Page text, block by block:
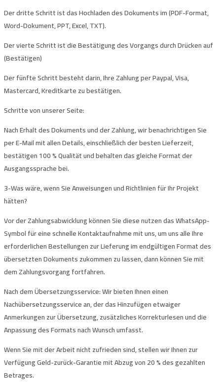
Der dritte Schrittist das Hochladen des Dokuments im (PDF-Format,
Word-Dokument, PPT, Excel, TXT).
Der vierte Schrittist die Bestätigung des Vorgangs durch Drücken auf
(Bestätigen)
Der fünfte Schrittbesteht darin, Ihre Zahlung per Paypal, Visa,
Mastercard, Kreditkarte zu bestätigen.
Schritte von unserer Seite:
Nach Erhalt des Dokuments und der Zahlung, wir benachrichtigen Sie
per E-Mail mit allen Details, einschließlich der besten Lieferzeit,
bestätigen 100 % Qualität und behalten das gleiche Format der
Ausgangssprache bei.
3-Was wäre, wenn Sie Anweisungen und Richtlinien für Ihr Projekt
hätten?
Vor der Zahlungsabwicklung können Sie diese nutzendas WhatsApp-
Symbolfür eine schnelle Kontaktaufnahme mit uns, um uns alle Ihre
erforderlichen Bestellungen zur Lieferung im endgültigen Format des
übersetzten Dokuments zukommen zu lassen, dann können Sie mit
dem Zahlungsvorgang fortfahren.
Nach dem Übersetzungsservice: Wir bieten Ihnen einen
Nachübersetzungsservice an, der das Hinzufügen etwaiger
Anmerkungen zur Übersetzung, zusätzliches Korrekturlesen und die
Anpassung des Formats nach Wunsch umfasst.
Wenn Sie mit der Arbeit nicht zufrieden sind, stellen wir Ihnen zur
VerfügungGeld-zurück-Garantiemit Abzug von 20 % des gezahlten
Betrages.